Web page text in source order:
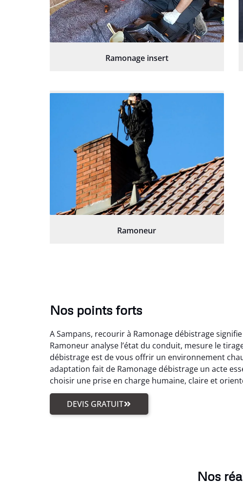
Ramonage insert
Ramoneur
Nos points forts
A Sampans, recourir à Ramonage débistrage
Ramoneur analyse l’état du conduit, mesure le
débistrage est de vous offrir un environnement
adaptation fait de Ramonage débistrage un acte
choisir une prise en charge humaine, claire et
DEVIS GRATUIT
Nos